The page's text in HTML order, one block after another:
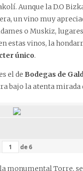
Aunque la D.O
un vino muy
o Muskiz,
estas vinos, la
único.
el de Bodegas de
bajo la atenta
de6
monumental Torre,